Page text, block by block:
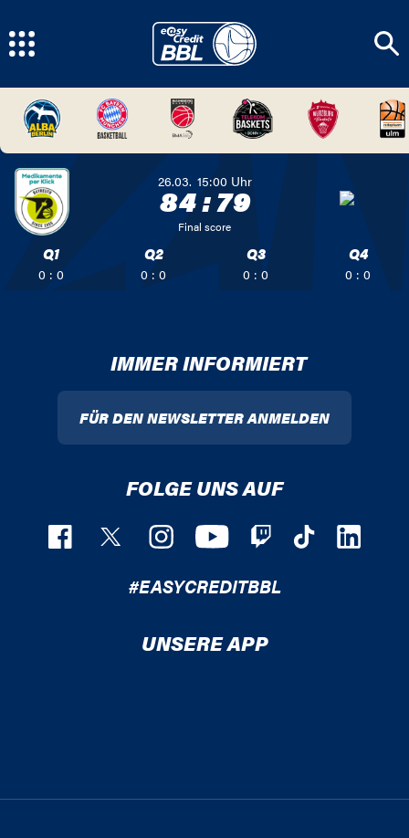
26.03. 15:00 Uhr
84:79
Final score
Q1
0 : 0
Q2
0 : 0
Q3
0 : 0
Q4
0 : 0
IMMER INFORMIERT
FÜR DEN NEWSLETTER ANMELDEN
FOLGE UNS AUF
#EASYCREDITBBL
UNSERE APP